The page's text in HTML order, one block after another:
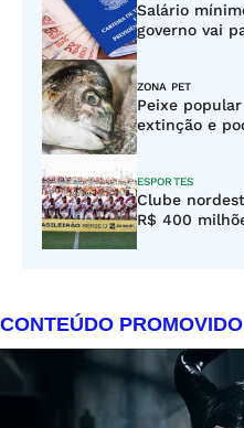
Salário
governo vai
ZONA PET
Peixe
extinção e
ESPORTES
Clube
R$ 400